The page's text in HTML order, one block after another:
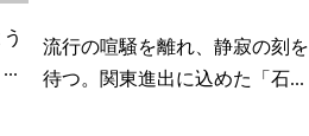
流行の喧騒を離れ、静寂の刻を
待つ。関東進出に込めた「石...